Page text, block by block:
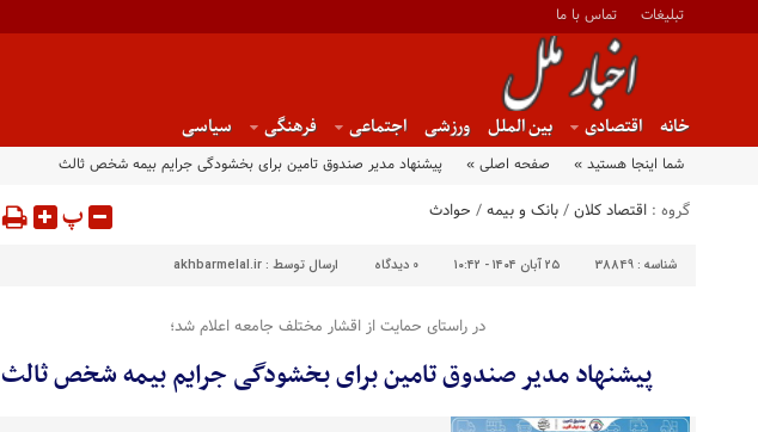
تبلیغات تماس با ما
خانه اقتصادی بین الملل ورزشی اجتماعی فرهنگی سیاسی
شما اینجا هستید » صفحه اصلی » پیشنهاد مدیر صندوق تامین برای بخشودگی جرایم بیمه شخص ثالث
گروه : اقتصاد کلان/بانک و بیمه/ حوادث پ
شناسه : 38849 ۲۵ آبان ۱۴۰۴ - ۱۰:۴۲ 0 دیدگاه ارسال توسط : akhbarmelal.ir
در راستای حمایت از اقشار مختلف جامعه اعلام شد؛
پیشنهاد مدیر صندوق تامین برای بخشودگی جرایم بیمه شخص ثالث